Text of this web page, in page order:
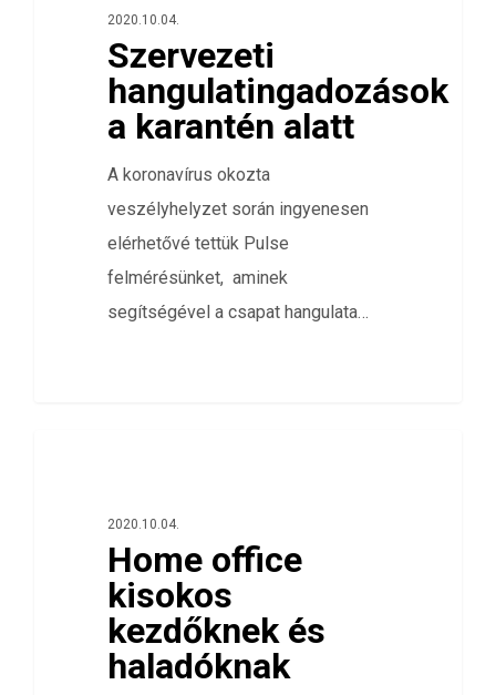
2020.10.04.
Szervezeti
hangulatingadozások
a karantén alatt
A koronavírus okozta
veszélyhelyzet során ingyenesen
elérhetővé tettük Pulse
felmérésünket, aminek
segítségével a csapat hangulata…
2020.10.04.
Home office
kisokos
kezdőknek és
haladóknak